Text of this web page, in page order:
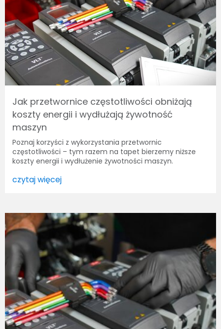
Jak przetwornice częstotliwości obniżają
koszty energii i wydłużają żywotność
maszyn
Poznaj korzyści z wykorzystania przetwornic
częstotliwości – tym razem na tapet bierzemy niższe
koszty energii i wydłużenie żywotności maszyn.
czytaj więcej